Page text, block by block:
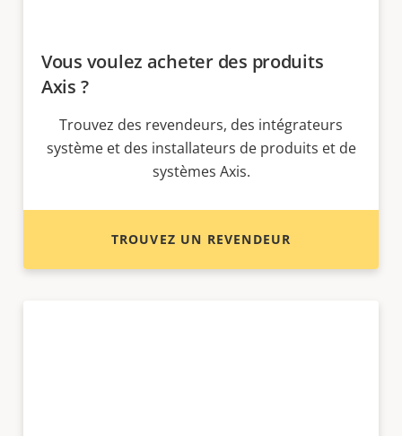
Vous voulez acheter des produits
Axis ?
Trouvez des revendeurs, des intégrateurs
système et des installateurs de produits et de
systèmes Axis.
TROUVEZ UN REVENDEUR